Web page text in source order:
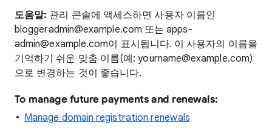
도움말: 관리 콘솔에 액세스하면 사용자 이름인
bloggeradmin@example.com 또는 apps-
admin@example.com이 표시됩니다. 이 사용자의 이름을
기억하기 쉬운 맞춤 이름(예: yourname@example.com)
으로 변경하는 것이 좋습니다.
To manage future payments and renewals:
Manage domain registration renewals